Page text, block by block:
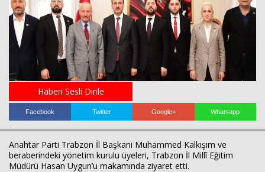
Haberi Sesli Dinle
Facebook Twitter Google+ Whatsapp
Anahtar Parti Trabzon İl Başkanı Muhammed Kalkışım ve
beraberindeki yönetim kurulu üyeleri, Trabzon İl Millî Eğitim
Müdürü Hasan Uygun’u makamında ziyaret etti.
VİDEO GALERİ
KÜNYE
İLETİŞİM
Haberin Doğru Adresi.